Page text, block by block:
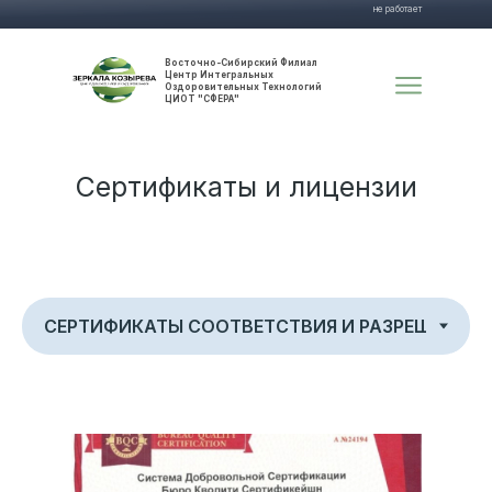
Восточно-Сибирский Филиал
Центр Интегральных
Оздоровительных Технологий
ЦИОТ "СФЕРА"
не работает
Сертификаты и лицензии